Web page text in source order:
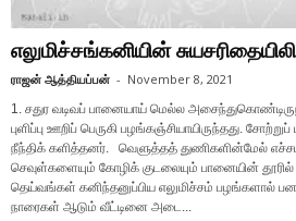
எலுமிச்சங்கனியின்
ராஜன் ஆத்தியப்பன் - November 8, 2021
1. சதுர வடிவப் பானையாய் மெல்ல
புளிப்பு ஊறிப் பெருகி பழங்கஞ்சியாயிருந்தது.
நீந்திக் களித்தனர். வெளுத்தத் துணிகளின்மேல்
செவுள்களையும் கோழிக் குடலையும் பானையின்
தெய்வங்கள் கனிந்தனுப்பிய எலுமிச்சம் பழங்களால்
நாரைகள் ஆடும் வீட்டினை அடை...